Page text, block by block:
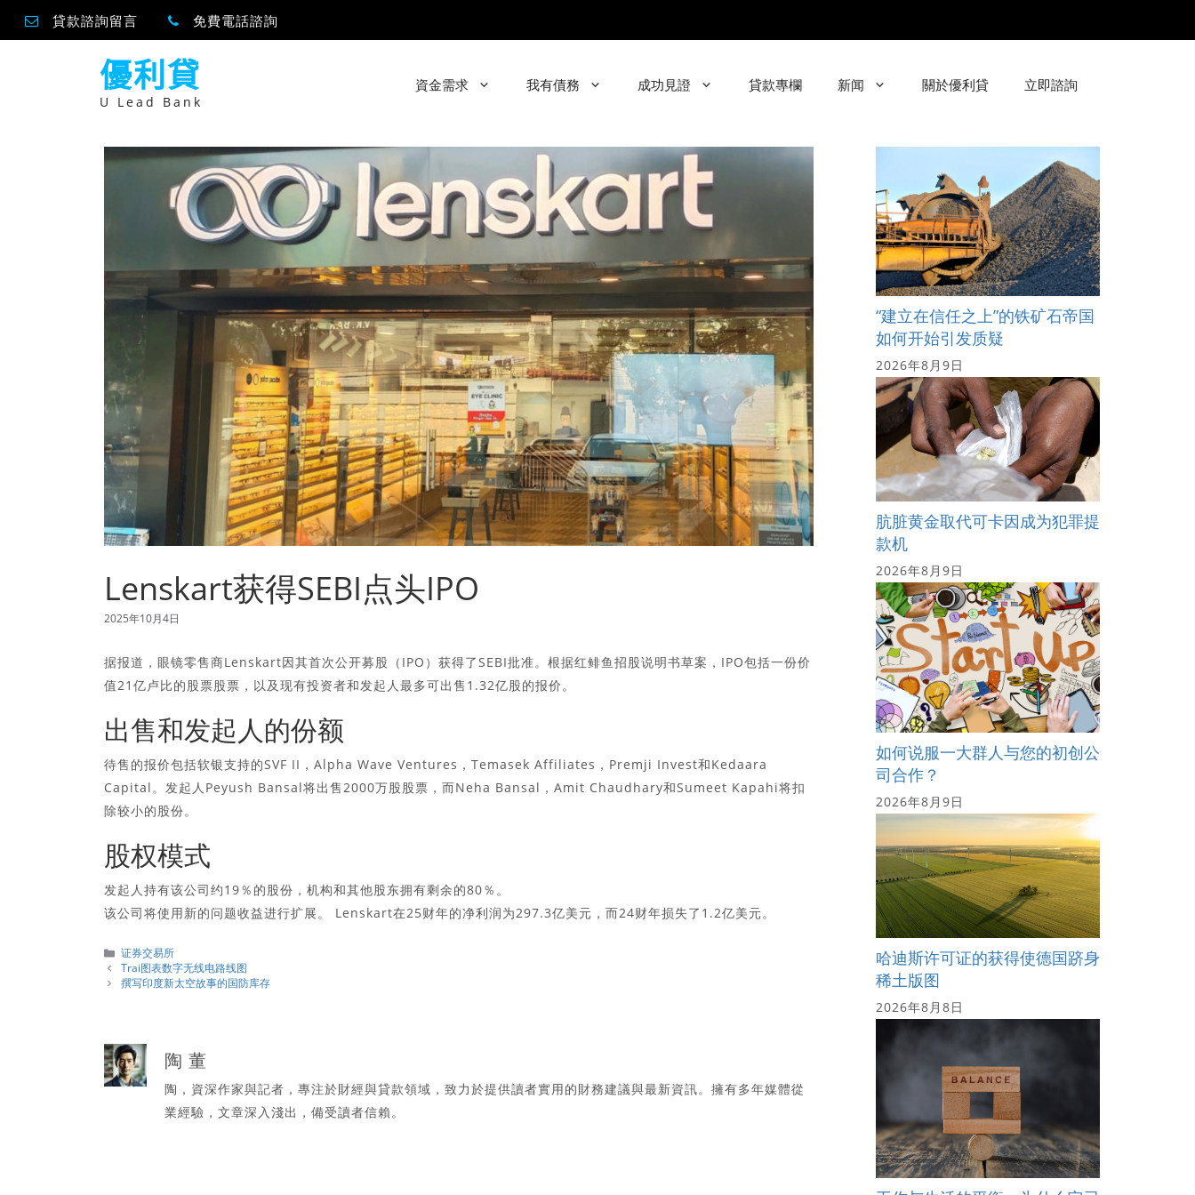
貸款諮詢留言 免費電話諮詢
優利貸
U Lead Bank
資金需求 我有債務 成功見證 貸款專欄 新闻 關於優利貸 立即諮詢
Lenskart获得SEBI点头IPO
2025年10月4日
据报道，眼镜零售商Lenskart因其首次公开募股（IPO）获得了SEBI批准。根据红鲱鱼招股说明书草案，IPO包括一份价
值21亿卢比的股票股票，以及现有投资者和发起人最多可出售1.32亿股的报价。
出售和发起人的份额
待售的报价包括软银支持的SVF II，Alpha Wave Ventures，Temasek Affiliates，Premji Invest和Kedaara
Capital。发起人Peyush Bansal将出售2000万股股票，而Neha Bansal，Amit Chaudhary和Sumeet Kapahi将扣
除较小的股份。
股权模式
发起人持有该公司约19％的股份，机构和其他股东拥有剩余的80％。
该公司将使用新的问题收益进行扩展。 Lenskart在25财年的净利润为297.3亿美元，而24财年损失了1.2亿美元。
分
類
证券交易所
Trai图表数字无线电路线图
撰写印度新太空故事的国防库存
陶 董
陶，資深作家與記者，專注於財經與貸款領域，致力於提供讀者實用的財務建議與最新資訊。擁有多年媒體從
業經驗，文章深入淺出，備受讀者信賴。
“建立在信任之上”的铁矿石帝国
如何开始引发质疑
2026年8月9日
肮脏黄金取代可卡因成为犯罪提
款机
2026年8月9日
如何说服一大群人与您的初创公
司合作？
2026年8月9日
哈迪斯许可证的获得使德国跻身
稀土版图
2026年8月8日